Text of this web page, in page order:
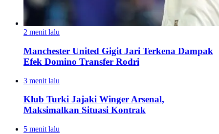
2 menit lalu
Manchester United Gigit Jari Terkena Dampak
Efek Domino Transfer Rodri
3 menit lalu
Klub Turki Jajaki Winger Arsenal,
Maksimalkan Situasi Kontrak
5 menit lalu